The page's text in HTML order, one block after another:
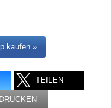
kaufen »
TEILEN
DRUCKEN